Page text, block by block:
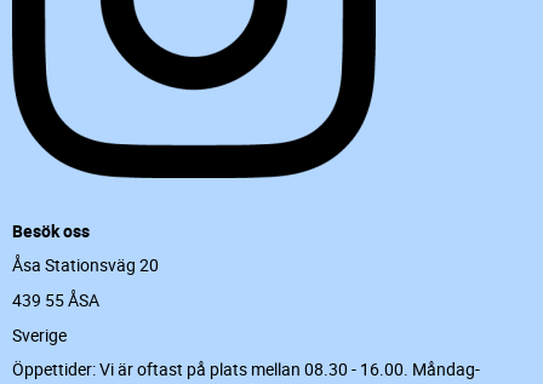
Besök oss
Åsa Stationsväg 20
439 55 ÅSA
Sverige
Öppettider: Vi är oftast på plats mellan 08.30 - 16.00. Måndag-